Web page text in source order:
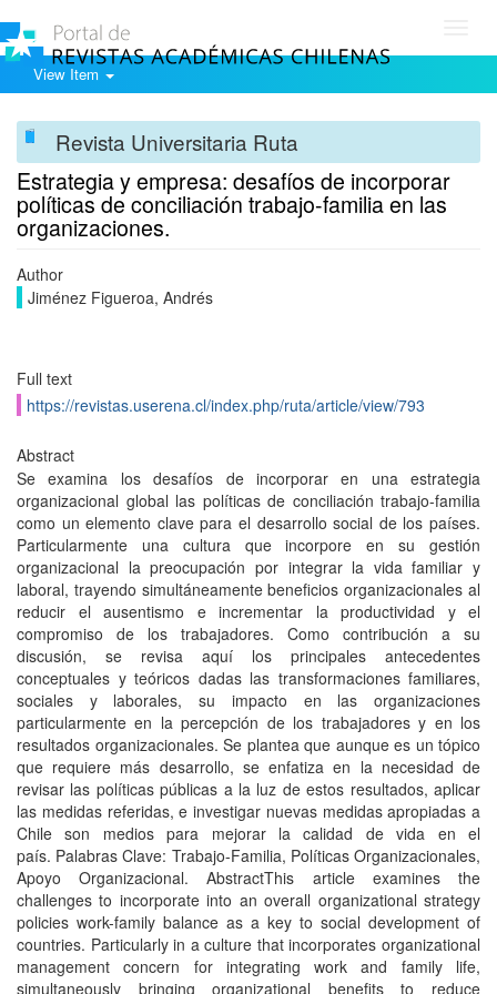
View Item
Revista Universitaria Ruta
Estrategia y empresa: desafíos de incorporar
políticas de conciliación trabajo-familia en las
organizaciones.
Author
Jiménez Figueroa, Andrés
Full text
https://revistas.userena.cl/index.php/ruta/article/view/793
Abstract
Se examina los desafíos de incorporar en una estrategia
organizacional global las políticas de conciliación trabajo-familia
como un elemento clave para el desarrollo social de los países.
Particularmente una cultura que incorpore en su gestión
organizacional la preocupación por integrar la vida familiar y
laboral, trayendo simultáneamente beneficios organizacionales al
reducir el ausentismo e incrementar la productividad y el
compromiso de los trabajadores. Como contribución a su
discusión, se revisa aquí los principales antecedentes
conceptuales y teóricos dadas las transformaciones familiares,
sociales y laborales, su impacto en las organizaciones
particularmente en la percepción de los trabajadores y en los
resultados organizacionales. Se plantea que aunque es un tópico
que requiere más desarrollo, se enfatiza en la necesidad de
revisar las políticas públicas a la luz de estos resultados, aplicar
las medidas referidas, e investigar nuevas medidas apropiadas a
Chile son medios para mejorar la calidad de vida en el
país. Palabras Clave: Trabajo-Familia, Políticas Organizacionales,
Apoyo Organizacional. AbstractThis article examines the
challenges to incorporate into an overall organizational strategy
policies work-family balance as a key to social development of
countries. Particularly in a culture that incorporates organizational
management concern for integrating work and family life,
simultaneously bringing organizational benefits to reduce